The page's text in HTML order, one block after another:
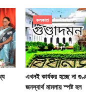
কলকাতা
এখনই কার্যকর হচ্ছে না
জনস্বার্থ মামলায় স্পষ্ট হল